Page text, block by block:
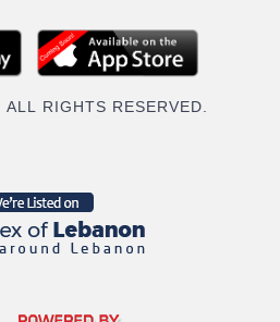
RIGHTS RESERVED.